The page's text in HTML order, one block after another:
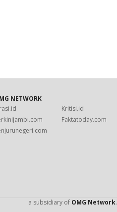
NETWORK
Kritisi.id
Faktatoday.com
a subsidiary of OMG Network.